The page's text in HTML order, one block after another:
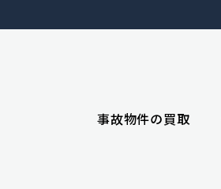
事故物件の買取